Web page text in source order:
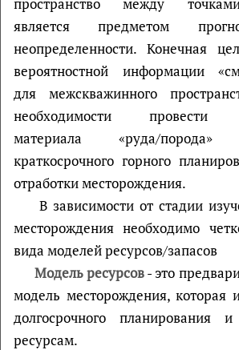
является предметом
неопределенности. Конечная
вероятностной информации
для межскважинного
необходимости провести
материала «руда/
краткосрочного горного
отработки месторождения.
В зависимости от стадии
месторождения необходимо
вида моделей ресурсов/запасов
Модель ресурсов- это
модель месторождения, которая
долгосрочного планирования
ресурсам.